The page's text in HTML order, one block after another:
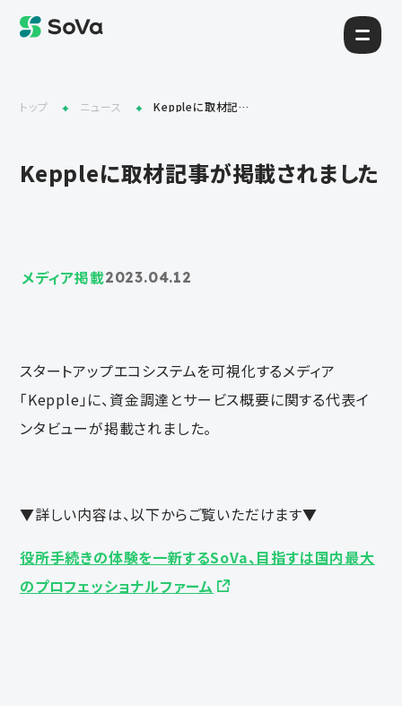
トップ ニュース Keppleに取材記事が掲載されました
Keppleに取材記事が掲載されました
メディア掲載2023.04.12
スタートアップエコシステムを可視化するメディア
「Kepple」に、資金調達とサービス概要に関する代表イ
ンタビューが掲載されました。
▼詳しい内容は、以下からご覧いただけます▼
役所手続きの体験を一新するSoVa、目指すは国内最大
のプロフェッショナルファーム